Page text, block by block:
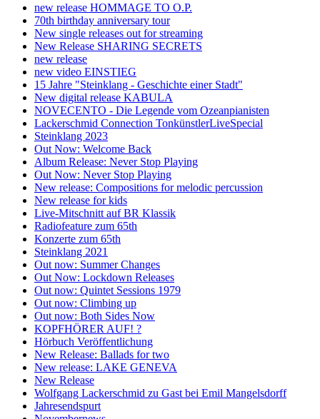
new release HOMMAGE TO O.P.
70th birthday anniversary tour
New single releases out for streaming
New Release SHARING SECRETS
new release
new video EINSTIEG
15 Jahre "Steinklang - Geschichte einer Stadt"
New digital release KABULA
NOVECENTO - Die Legende vom Ozeanpianisten
Lackerschmid Connection TonkünstlerLiveSpecial
Steinklang 2023
Out Now: Welcome Back
Album Release: Never Stop Playing
Out Now: Never Stop Playing
New release: Compositions for melodic percussion
New release for kids
Live-Mitschnitt auf BR Klassik
Radiofeature zum 65th
Konzerte zum 65th
Steinklang 2021
Out now: Summer Changes
Out Now: Lockdown Releases
Out now: Quintet Sessions 1979
Out now: Climbing up
Out now: Both Sides Now
KOPFHÖRER AUF! ?
Hörbuch Veröffentlichung
New Release: Ballads for two
New release: LAKE GENEVA
New Release
Wolfgang Lackerschmid zu Gast bei Emil Mangelsdorff
Jahresendspurt